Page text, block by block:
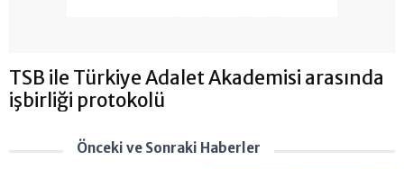
TSB ile Türkiye Adalet Akademisi arasında
işbirliği protokolü
Önceki ve Sonraki Haberler